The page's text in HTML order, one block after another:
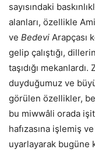
sayısındaki
alanları, özellikle
ve Bedevi Arapçası
gelip çalıştığı,
taşıdığı
duyduğumuz ve
görülen özellikler,
bu miwwâli orada
hafızasına işlemiş
uyarlayarak bugüne